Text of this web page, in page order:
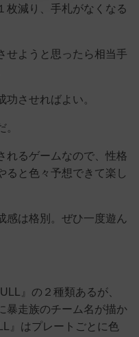
枚減り、手札がなくなる
せようと思ったら相当手
功させればよい。
れるゲームなので、性格
ると色々予想できて楽し
感は格別。ぜひ一度遊ん
』の２種類あるが、
暴走族のチーム名が描か
』はプレートごとに色